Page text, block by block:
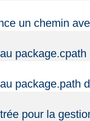
un chemin
package.cpath
package.path
pour la